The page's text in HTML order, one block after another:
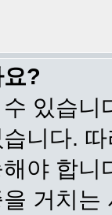
?
있습
니다.
야 합
거치